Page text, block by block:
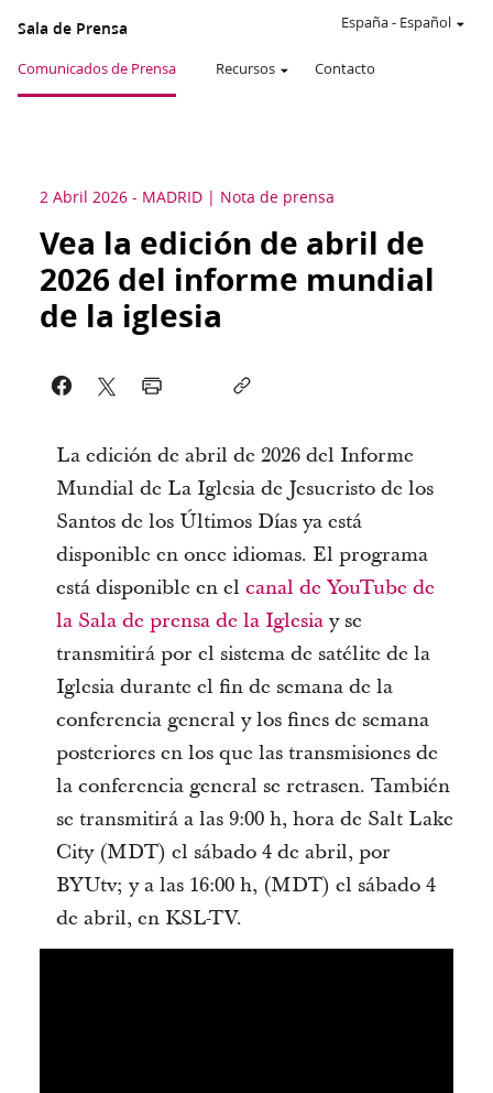
Sala de Prensa
Comunicados de Prensa Recursos Contacto
España- Español
2 Abril 2026 - MADRID Nota de prensa
Vea la edición de abril de
2026 del informe mundial
de la iglesia
La edición de abril de 2026 del Informe
Mundial de La Iglesia de Jesucristo de los
Santos de los Últimos Días ya está
disponible en once idiomas. El programa
está disponible en el canal de YouTube de
la Sala de prensa de la Iglesiay se
transmitirá por el sistema de satélite de la
Iglesia durante el fin de semana de la
conferencia general y los fines de semana
posteriores en los que las transmisiones de
la conferencia general se retrasen. También
se transmitirá a las 9:00 h, hora de Salt Lake
City (MDT) el sábado 4 de abril, por
BYUtv; y a las 16:00 h, (MDT) el sábado 4
de abril, en KSL-TV.